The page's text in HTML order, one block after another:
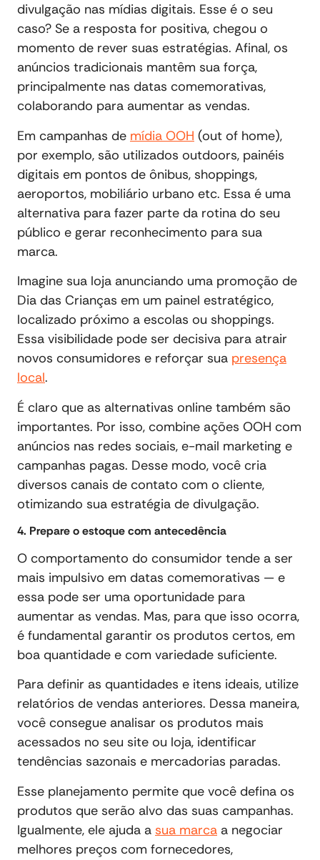
divulgação nas mídias digitais. Esse é o seu
caso? Se a resposta for positiva, chegou o
momento de rever suas estratégias. Afinal, os
anúncios tradicionais mantêm sua força,
principalmente nas datas comemorativas,
colaborando para aumentar as vendas.
Em campanhas de mídia OOH (out of home),
por exemplo, são utilizados outdoors, painéis
digitais em pontos de ônibus, shoppings,
aeroportos, mobiliário urbano etc. Essa é uma
alternativa para fazer parte da rotina do seu
público e gerar reconhecimento para sua
marca.
Imagine sua loja anunciando uma promoção de
Dia das Crianças em um painel estratégico,
localizado próximo a escolas ou shoppings.
Essa visibilidade pode ser decisiva para atrair
novos consumidores e reforçar sua presença
local.
É claro que as alternativas online também são
importantes. Por isso, combine ações OOH com
anúncios nas redes sociais, e-mail marketing e
campanhas pagas. Desse modo, você cria
diversos canais de contato com o cliente,
otimizando sua estratégia de divulgação.
4. Prepare o estoque com antecedência
O comportamento do consumidor tende a ser
mais impulsivo em datas comemorativas — e
essa pode ser uma oportunidade para
aumentar as vendas. Mas, para que isso ocorra,
é fundamental garantir os produtos certos, em
boa quantidade e com variedade suficiente.
Para definir as quantidades e itens ideais, utilize
relatórios de vendas anteriores. Dessa maneira,
você consegue analisar os produtos mais
acessados no seu site ou loja, identificar
tendências sazonais e mercadorias paradas.
Esse planejamento permite que você defina os
produtos que serão alvo das suas campanhas.
Igualmente, ele ajuda a sua marca a negociar
melhores preços com fornecedores,